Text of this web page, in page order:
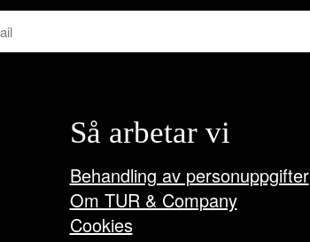
Så arbetar vi
Behandling av personuppgifter
Om TUR & Company
Cookies